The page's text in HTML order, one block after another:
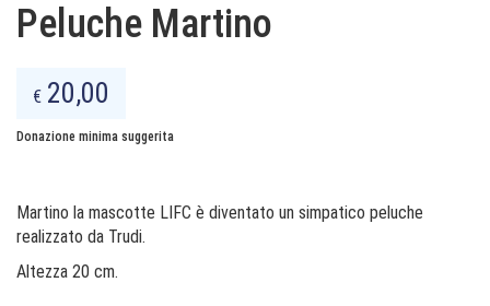
Peluche Martino
€ 20,00
Donazione minima suggerita
Martino la mascotte LIFC è diventato un simpatico peluche
realizzato da Trudi.
Altezza 20 cm.